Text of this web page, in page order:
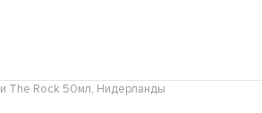
The Rock 50мл, Нидерланды